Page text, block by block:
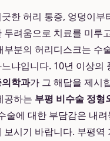
한 허리 통증, 엉덩이
두려움으로 치료를 미루
부분의 허리디스크는 수
냐입니다. 10년 이상의
학과가 그 해답을 제시
공하는 부평 비수술 정형
술에 대한 부담감은 내
보시기 바랍니다. 부평